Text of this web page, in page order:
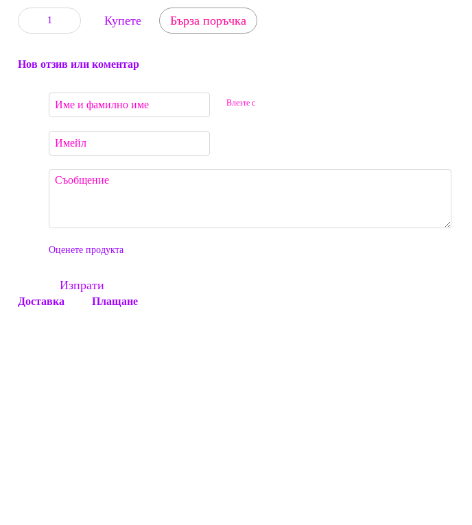
Купете Бърза поръчка
Нов отзив или коментар
Влезте с
Оценете продукта
Изпрати
Доставка Плащане